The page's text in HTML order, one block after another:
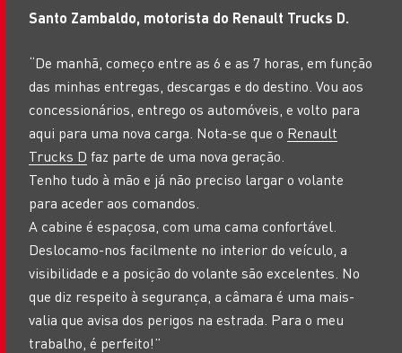
Santo Zambaldo, motorista do Renault Trucks D.
“De manhã, começo entre as 6 e as 7 horas, em função
das minhas entregas, descargas e do destino. Vou aos
concessionários, entrego os automóveis, e volto para
aqui para uma nova carga. Nota-se que o Renault
Trucks D faz parte de uma nova geração.
Tenho tudo à mão e já não preciso largar o volante
para aceder aos comandos.
A cabine é espaçosa, com uma cama confortável.
Deslocamo-nos facilmente no interior do veículo, a
visibilidade e a posição do volante são excelentes. No
que diz respeito à segurança, a câmara é uma mais-
valia que avisa dos perigos na estrada. Para o meu
trabalho, é perfeito!”